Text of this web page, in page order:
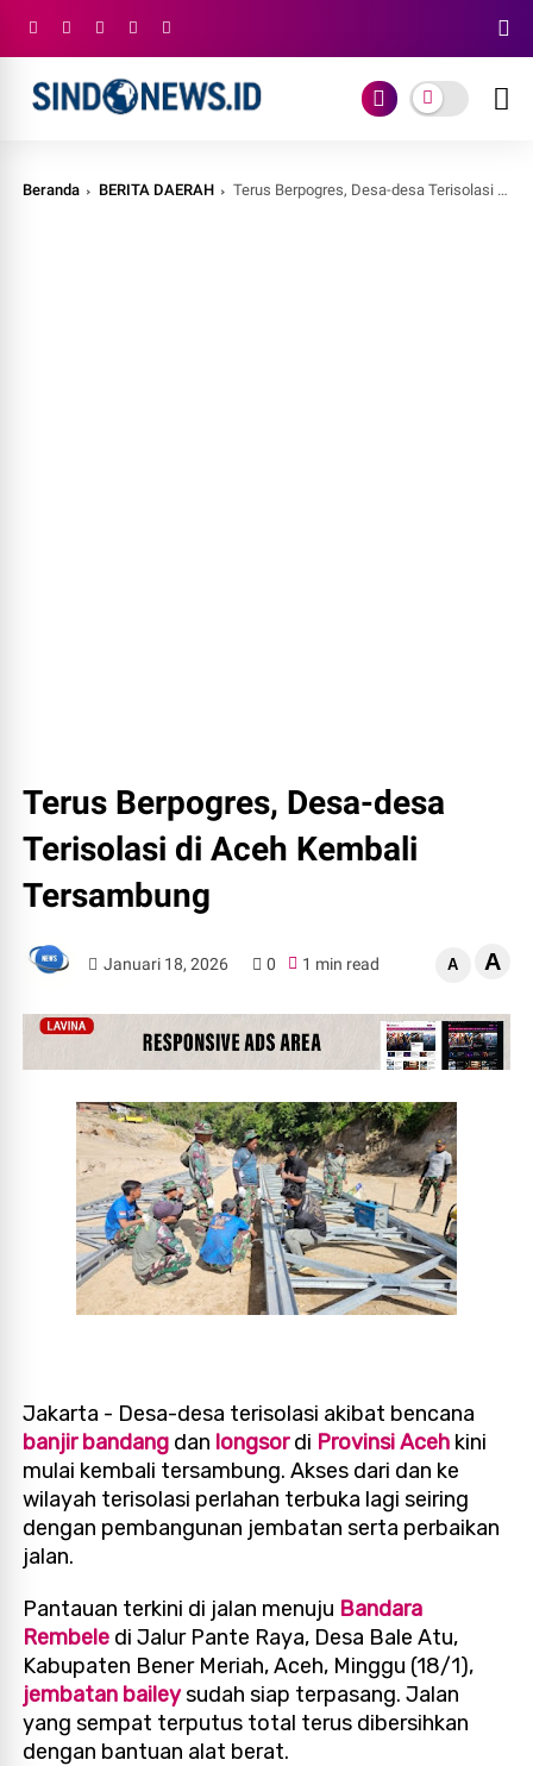
Beranda BERITA DAERAH Terus Berpogres, Desa-desa Terisolasi di Aceh Kembali Tersambung
Terus Berpogres, Desa-desa
Terisolasi di Aceh Kembali
Tersambung
Januari 18, 2026 0 1 min read A A
Jakarta - Desa-desa terisolasi akibat bencana
banjir bandang dan longsordi Provinsi Aceh kini
mulai kembali tersambung. Akses dari dan ke
wilayah terisolasi perlahan terbuka lagi seiring
dengan pembangunan jembatan serta perbaikan
jalan.
Pantauan terkini di jalan menuju Bandara
Rembele di Jalur Pante Raya, Desa Bale Atu,
Kabupaten Bener Meriah, Aceh, Minggu (18/1),
jembatan baileysudah siap terpasang. Jalan
yang sempat terputus total terus dibersihkan
dengan bantuan alat berat.